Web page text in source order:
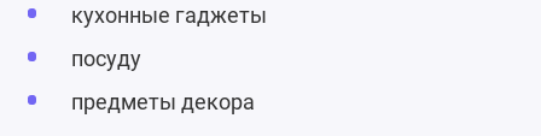
кухонные гаджеты
посуду
предметы декора